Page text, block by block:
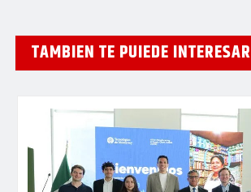
TAMBIEN TE PUIEDE INTERESAR